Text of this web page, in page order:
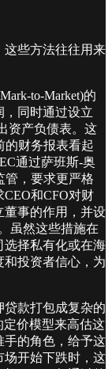
这些方法往往用来
to-Market)的
，同时通过设立
资产负债表。这
的财务报表看起
通过萨班斯-奥
管，要求更严格
和CFO对财
董事的作用，并设
虽然这些措施在
选择私有化或在海
投资者信心，为
贷款打包成复杂的
价模型来高估这
手的角色，给予这
场开始下跌时，这